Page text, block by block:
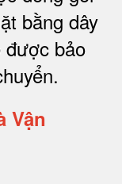
bằng dây
được bảo
n.
Vận